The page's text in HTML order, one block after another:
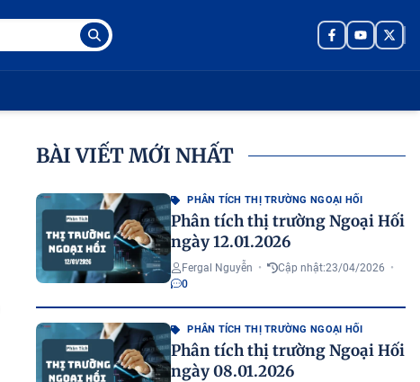
BÀI VIẾT MỚI NHẤT
PHÂN TÍCH THỊ TRƯỜNG NGOẠI HỐI
Phân tích thị trường Ngoại Hối
ngày 12.01.2026
Fergal Nguyễn • Cập nhật:23/04/2026 •
0
PHÂN TÍCH THỊ TRƯỜNG NGOẠI HỐI
Phân tích thị trường Ngoại Hối
ngày 08.01.2026